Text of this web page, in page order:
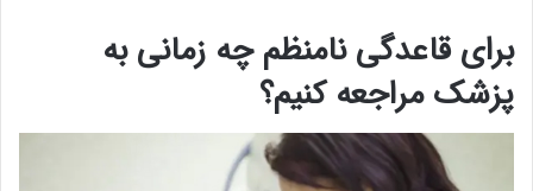
برای قاعدگی نامنظم چه زمانی به
پزشک مراجعه کنیم؟